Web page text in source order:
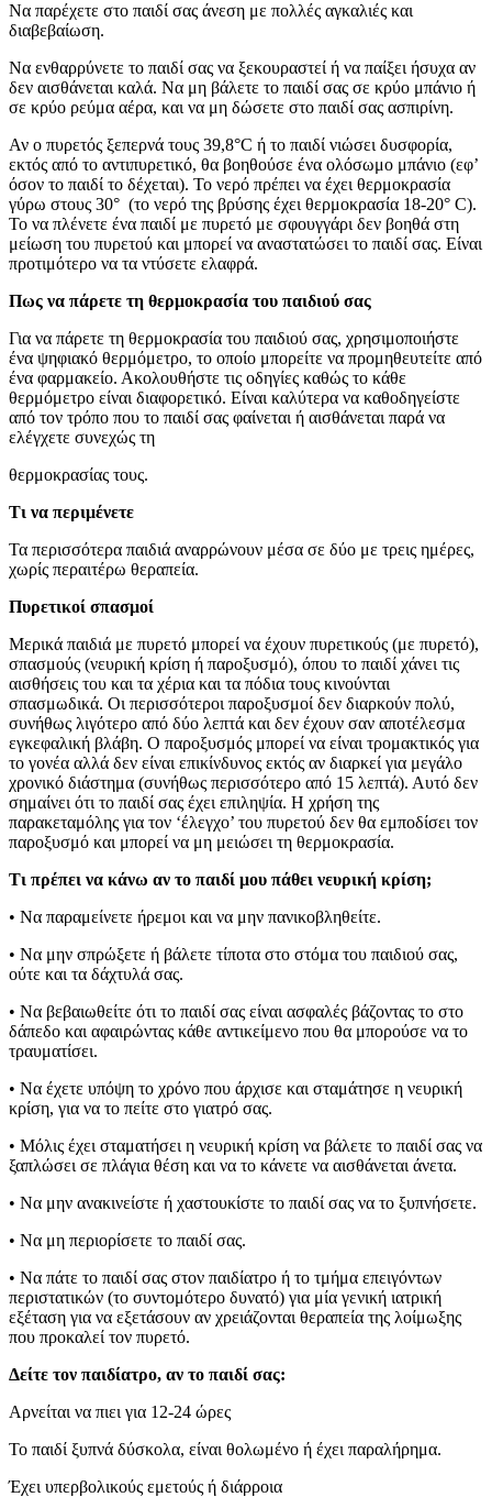
Να παρέχετε στο παιδί σας άνεση με πολλές αγκαλιές και
διαβεβαίωση.
Να ενθαρρύνετε το παιδί σας να ξεκουραστεί ή να παίξει ήσυχα αν
δεν αισθάνεται καλά. Να μη βάλετε το παιδί σας σε κρύο μπάνιο ή
σε κρύο ρεύμα αέρα, και να μη δώσετε στο παιδί σας ασπιρίνη.
Αν ο πυρετός ξεπερνά τους 39,8°C ή το παιδί νιώσει δυσφορία,
εκτός από το αντιπυρετικό, θα βοηθούσε ένα ολόσωμο μπάνιο (εφ’
όσον το παιδί το δέχεται). Το νερό πρέπει να έχει θερμοκρασία
γύρω στους 30° (το νερό της βρύσης έχει θερμοκρασία 18-20° C).
Το να πλένετε ένα παιδί με πυρετό με σφουγγάρι δεν βοηθά στη
μείωση του πυρετού και μπορεί να αναστατώσει το παιδί σας. Είναι
προτιμότερο να τα ντύσετε ελαφρά.
Πως να πάρετε τη θερμοκρασία του παιδιού σας
Για να πάρετε τη θερμοκρασία του παιδιού σας, χρησιμοποιήστε
ένα ψηφιακό θερμόμετρο, το οποίο μπορείτε να προμηθευτείτε από
ένα φαρμακείο. Ακολουθήστε τις οδηγίες καθώς το κάθε
θερμόμετρο είναι διαφορετικό. Είναι καλύτερα να καθοδηγείστε
από τον τρόπο που το παιδί σας φαίνεται ή αισθάνεται παρά να
ελέγχετε συνεχώς τη
θερμοκρασίας τους.
Τι να περιμένετε
Τα περισσότερα παιδιά αναρρώνουν μέσα σε δύο με τρεις ημέρες,
χωρίς περαιτέρω θεραπεία.
Πυρετικοί σπασμοί
Μερικά παιδιά με πυρετό μπορεί να έχουν πυρετικούς (με πυρετό),
σπασμούς (νευρική κρίση ή παροξυσμό), όπου το παιδί χάνει τις
αισθήσεις του και τα χέρια και τα πόδια τους κινούνται
σπασμωδικά. Οι περισσότεροι παροξυσμοί δεν διαρκούν πολύ,
συνήθως λιγότερο από δύο λεπτά και δεν έχουν σαν αποτέλεσμα
εγκεφαλική βλάβη. Ο παροξυσμός μπορεί να είναι τρομακτικός για
το γονέα αλλά δεν είναι επικίνδυνος εκτός αν διαρκεί για μεγάλο
χρονικό διάστημα (συνήθως περισσότερο από 15 λεπτά). Αυτό δεν
σημαίνει ότι το παιδί σας έχει επιληψία. Η χρήση της
παρακεταμόλης για τον ‘έλεγχο’ του πυρετού δεν θα εμποδίσει τον
παροξυσμό και μπορεί να μη μειώσει τη θερμοκρασία.
Τι πρέπει να κάνω αν το παιδί μου πάθει νευρική κρίση;
• Να παραμείνετε ήρεμοι και να μην πανικοβληθείτε.
• Να μην σπρώξετε ή βάλετε τίποτα στο στόμα του παιδιού σας,
ούτε και τα δάχτυλά σας.
• Να βεβαιωθείτε ότι το παιδί σας είναι ασφαλές βάζοντας το στο
δάπεδο και αφαιρώντας κάθε αντικείμενο που θα μπορούσε να το
τραυματίσει.
• Να έχετε υπόψη το χρόνο που άρχισε και σταμάτησε η νευρική
κρίση, για να το πείτε στο γιατρό σας.
• Μόλις έχει σταματήσει η νευρική κρίση να βάλετε το παιδί σας να
ξαπλώσει σε πλάγια θέση και να το κάνετε να αισθάνεται άνετα.
• Να μην ανακινείστε ή χαστουκίστε το παιδί σας να το ξυπνήσετε.
• Να μη περιορίσετε το παιδί σας.
• Να πάτε το παιδί σας στον παιδίατρο ή το τμήμα επειγόντων
περιστατικών (το συντομότερο δυνατό) για μία γενική ιατρική
εξέταση για να εξετάσουν αν χρειάζονται θεραπεία της λοίμωξης
που προκαλεί τον πυρετό.
Δείτε τον παιδίατρο, αν το παιδί σας:
Αρνείται να πιει για 12-24 ώρες
Το παιδί ξυπνά δύσκολα, είναι θολωμένο ή έχει παραλήρημα.
Έχει υπερβολικούς εμετούς ή διάρροια